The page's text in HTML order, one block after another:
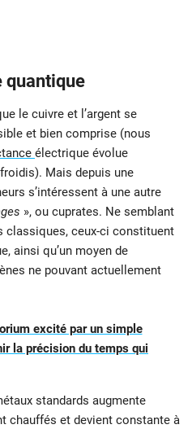
quantique
le cuivre et l’argent se
et bien comprise (nous
électrique évolue
Mais depuis une
s’intéressent à une autre
», ou cuprates. Ne semblant
classiques, ceux-ci constituent
ainsi qu’un moyen de
ne pouvant actuellement
excité par un simple
la précision du temps qui
standards augmente
chauffés et devient constante à